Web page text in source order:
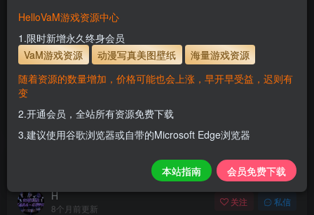
主流网盘——高速下载
支付页面打不开或支付后不跳转请联系QQ：3317425885
开通会员【免费下载】全站资源！
1.为了资源不失效！请不要在线解压！
2.请先保存到自己网盘后再下载！
3.有任何问题请联系客服或评论留言。
苏菲的炼金工房：不可思议书的炼金术士DX
H
8个月前更新
关注 私信
HelloVaM游戏资源中心
1.限时新增永久终身会员
VaM游戏资源
动漫写真美图壁纸
海量游戏资源
随着资源的数量增加，价格可能也会上涨，早开早受益，迟则有
变
2.开通会员，全站所有资源免费下载
3.建议使用谷歌浏览器或自带的Microsoft Edge浏览器
本站指南 会员免费下载